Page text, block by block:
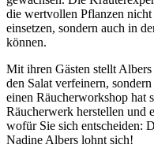
die wertvollen Pflanzen
einsetzen, sondern auch in
können.
Mit ihren Gästen stellt
den Salat verfeinern,
einen Räucherworkshop hat
Räucherwerk herstellen und
wofür Sie sich entscheiden:
Nadine Albers lohnt sich!